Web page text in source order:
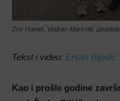
Zoe Hamel, Vedran Markotić
Tekst i video: Ersan Bijedić
Kao i prošle godine